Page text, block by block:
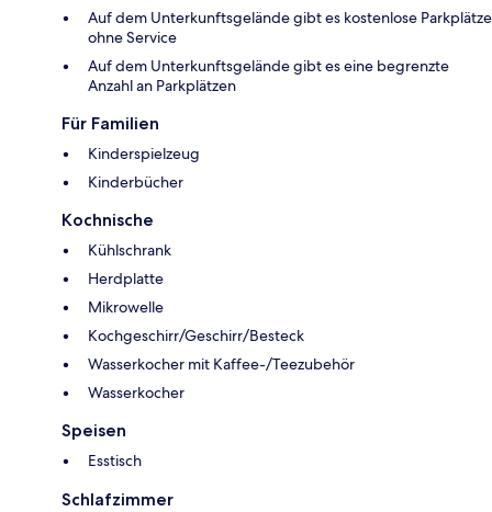
Auf dem Unterkunftsgelände gibt es kostenlose Parkplätze
ohne Service
Auf dem Unterkunftsgelände gibt es eine begrenzte
Anzahl an Parkplätzen
Für Familien
Kinderspielzeug
Kinderbücher
Kochnische
Kühlschrank
Herdplatte
Mikrowelle
Kochgeschirr/Geschirr/Besteck
Wasserkocher mit Kaffee-/Teezubehör
Wasserkocher
Speisen
Esstisch
Schlafzimmer